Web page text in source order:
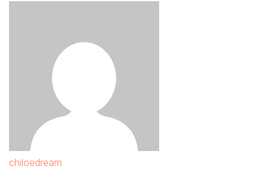
chiloedream